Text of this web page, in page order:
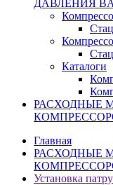
ДАВЛЕНИЯ
Каталоги
РАСХОДНЫЕ
Главная
РАСХОДНЫЕ
Установка